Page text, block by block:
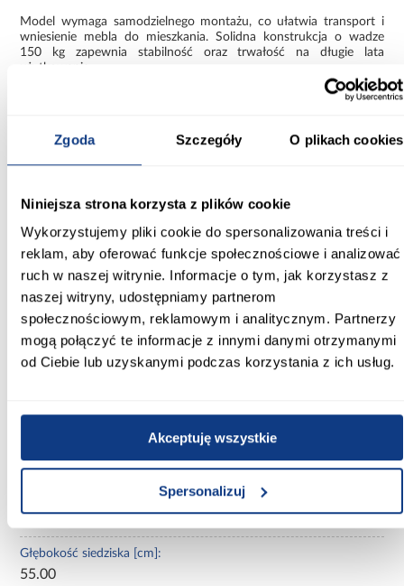
Zgoda Szczegóły O plikach cookies
Niniejsza strona korzysta z plików cookie
Wykorzystujemy pliki cookie do spersonalizowania treści i
reklam, aby oferować funkcje społecznościowe i analizować
ruch w naszej witrynie. Informacje o tym, jak korzystasz z
naszej witryny, udostępniamy partnerom
społecznościowym, reklamowym i analitycznym. Partnerzy
mogą połączyć te informacje z innymi danymi otrzymanymi
od Ciebie lub uzyskanymi podczas korzystania z ich usług.
Akceptuję wszystkie
Spersonalizuj
Model wymaga samodzielnego montażu, co ułatwia transport i
wniesienie mebla do mieszkania. Solidna konstrukcja o wadze
150 kg zapewnia stabilność oraz trwałość na długie lata
użytkowania.
Narożnik Lumo – idealny do codziennego
powierzchnią użytkową i wygodnym siedziskiem, narożnik Lumo
wyglądu oraz praktycznych rozwiązań, które sprawdzą się w
każdym nowoczesnym salonie.
Informacje Transport Informacje o
Szerokość [cm]:
310.00
80.00
Powierzchnia spania [cm]:
130x250
Głębokość siedziska [cm]:
55.00